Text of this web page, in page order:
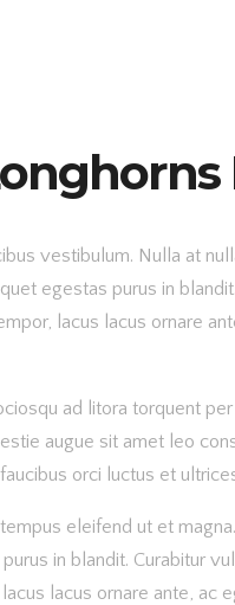
vestibulum. Nulla at
egestas purus in
lacus lacus ornare
ad litora torquent
augue sit amet leo
orci luctus et
eleifend ut et
in blandit. Curabitur
lacus ornare ante, ac